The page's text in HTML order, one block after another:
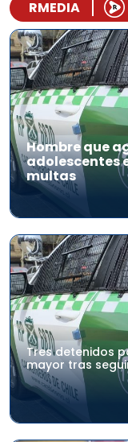
RMEDIA
Hombre que
adolescentes
multas
Tres detenidos
mayor tras